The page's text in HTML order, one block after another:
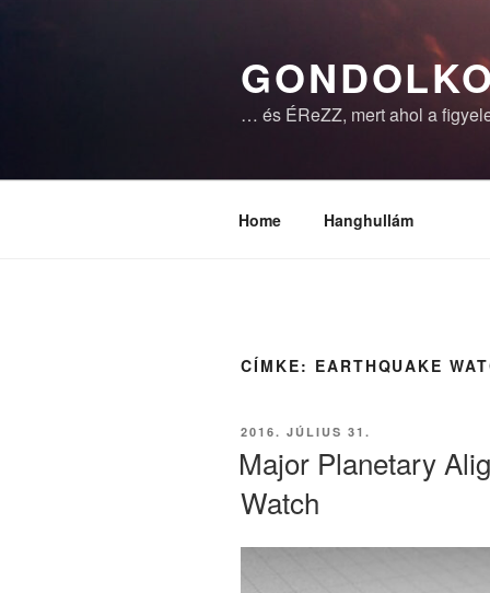
… és ÉReZZ, mert ahol a
Home Hanghullám
CÍMKE: EARTHQUAKE
BEKÜLDVE:
2016. JÚLIUS 31.
Major Planetary
Watch